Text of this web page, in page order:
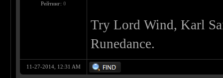
Рейтинг: 0
Try Lord Wind, Karl
Runedance.
11-27-2014, 12:31 AM